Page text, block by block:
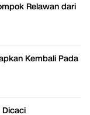
Relawan dari
Kembali Pada
Dicaci